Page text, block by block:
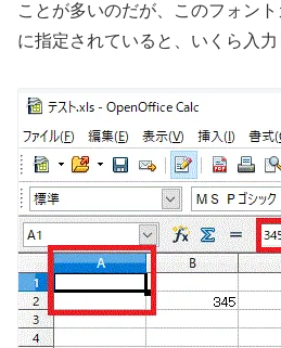
ことが多いのだが、このフォン
に指定されていると、いくら入力